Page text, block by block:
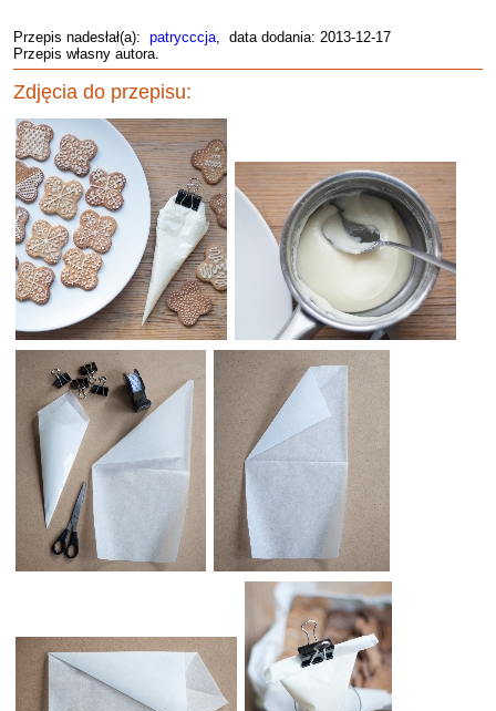
Przepis nadesłał(a): patrycccja, data dodania: 2013-12-17
Przepis własny autora.
Zdjęcia do przepisu: